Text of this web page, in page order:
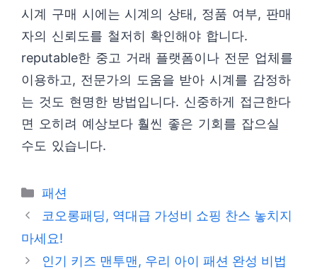
시계 구매 시에는 시계의 상태, 정품 여부, 판매
자의 신뢰도를 철저히 확인해야 합니다.
reputable한 중고 거래 플랫폼이나 전문 업체를
이용하고, 전문가의 도움을 받아 시계를 감정하
는 것도 현명한 방법입니다. 신중하게 접근한다
면 오히려 예상보다 훨씬 좋은 기회를 잡으실
수도 있습니다.
카
테
리
패션
코오롱패딩, 역대급 가성비 쇼핑 찬스 놓치지
마세요!
인기 키즈 맨투맨, 우리 아이 패션 완성 비법